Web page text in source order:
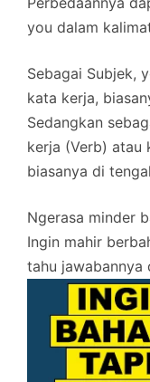
you dalam
Sebagai Subjek,
kata kerja,
Sedangkan
kerja (Verb) atau
biasanya di
Ngerasa minder
Ingin mahir
tahu jawabannya